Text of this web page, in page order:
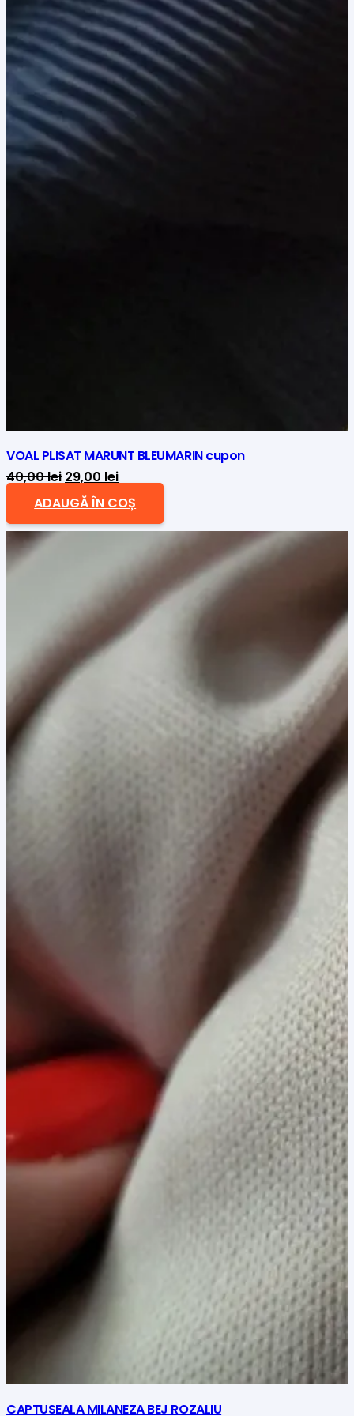
VOAL PLISAT MARUNT BLEUMARIN cupon
40,00lei Prețul
inițial
a
29,00 leiPrețul
curent
este:
29,00 lei.
ADAUGĂ ÎN COȘ
CAPTUSEALA MILANEZA BEJ ROZALIU